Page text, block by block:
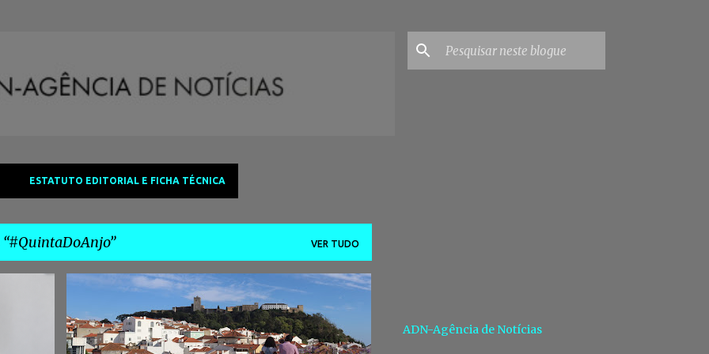
ESTATUTO EDITORIAL E FICHA TÉCNICA
#QuintaDoAnjo VER TUDO
#ADNAGÊNCIADENOTÍCIAS #ANATERESAVICENTE
ADN-Agência de Notícias